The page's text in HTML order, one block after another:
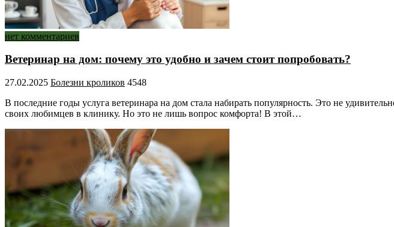
нет комментариев
Ветеринар на дом: почему это удобно и зачем стоит попробовать?
27.02.2025 Болезни кроликов 4548
В последние годы услуга ветеринара на дом стала набирать популярность. Это не
своих любимцев в клинику. Но это не лишь вопрос комфорта! В этой…